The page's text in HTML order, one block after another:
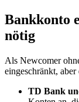
Bankkonto
nötig
Als Newcomer
eingeschränkt,
TD Bank